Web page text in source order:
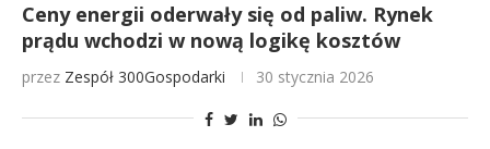
Ceny energii oderwały się od paliw. Rynek
prądu wchodzi w nową logikę kosztów
przez Zespół 300Gospodarki 30 stycznia 2026